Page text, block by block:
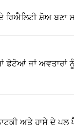
ਰਿਐਲਿਟੀ ਸ਼ੋਅ ਬਣਾ
ਫੋਟੋਆਂ ਜਾਂ ਅਵਤਾਰਾਂ
ਅਤੇ ਹਾਸੇ ਦੇ ਪਲ